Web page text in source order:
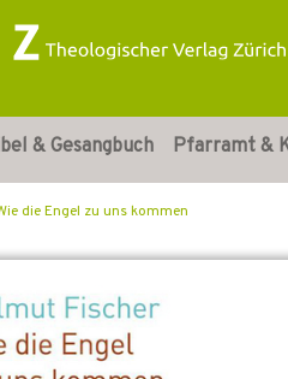
& Gesangbuch Pfarramt &
die Engel zu uns kommen